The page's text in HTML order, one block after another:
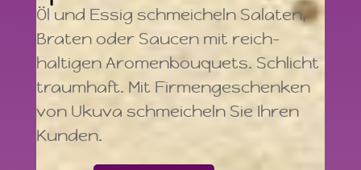
Öl und Essig schmeicheln Salaten,
Braten oder Saucen mit reich-
haltigen Aromenbouquets. Schlicht
traumhaft. Mit Firmengeschenken
von Ukuva schmeicheln Sie Ihren
Kunden.